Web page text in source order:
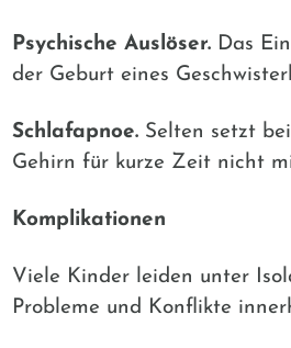
Psychische Auslöser. Das
der Geburt eines
Schlafapnoe. Selten setzt
Gehirn für kurze Zeit nicht
Komplikationen
Viele Kinder leiden unter
Probleme und Konflikte